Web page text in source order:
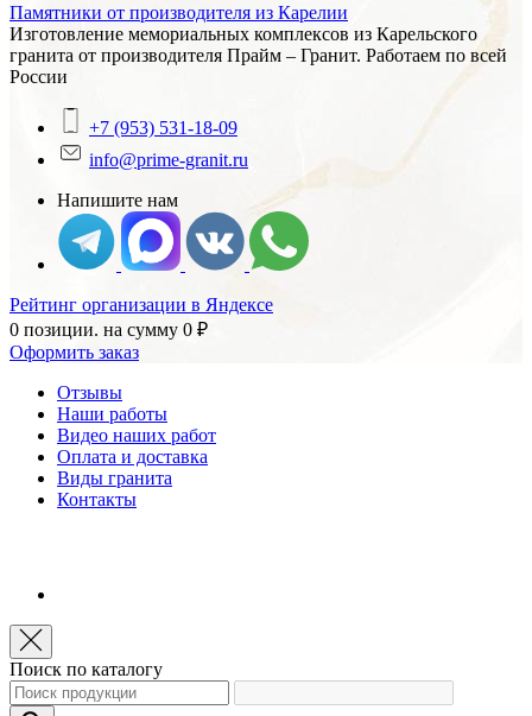
Памятники от производителя из Карелии
Изготовление мемориальных комплексов из Карельского
гранита от производителя Прайм – Гранит. Работаем по всей
России
+7 (953) 531-18-09
info@prime-granit.ru
Напишите нам
Рейтинг организации в Яндексе
0 позиции. на сумму 0 ₽
Оформить заказ
Отзывы
Наши работы
Видео наших работ
Оплата и доставка
Виды гранита
Контакты
Поиск по каталогу